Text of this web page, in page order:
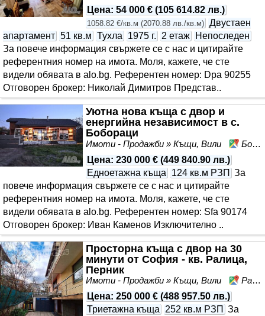
Цена: 54 000 € (105 614.82 лв.)
1058.82 €/кв.м (2070.88 лв./кв.м) Двустаен
апартамент 51 кв.м Тухла 1975 г. 2 етаж
Непоследен
За повече информация свържете се с нас и цитирайте
референтния номер на имота. Моля, кажете, че сте
видeли обявата в alo.bg. Референтен номер: Dpa 90255
Отговорен брокер: Николай Димитров Представ..
Уютна нова къща с двор и
енергийна независимост в с.
Бобораци
Имоти - Продажби » Къщи, Вили
Бобораци, област Перник
Цена: 230 000 € (449 840.90 лв.)
Едноетажна къща
124 кв.м РЗП За
повече информация свържете се с нас и цитирайте
референтния номер на имота. Моля, кажете, че сте
видeли обявата в alo.bg. Референтен номер: Sfa 90174
Отговорен брокер: Иван Каменов Изключително ..
Просторна къща с двор на 30
минути от София - кв. Ралица,
Перник
Имоти - Продажби » Къщи, Вили
Ралица, Перник, област Перник
Цена: 250 000 € (488 957.50 лв.)
Триетажна къща
252 кв.м РЗП За